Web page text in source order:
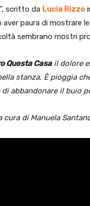
”, scritto da Lucia Rizzo
paura di mostrare
sembrano mostri
Questa Casail dolore
stanza. È pioggia
abbandonare il buio
cura di Manuela